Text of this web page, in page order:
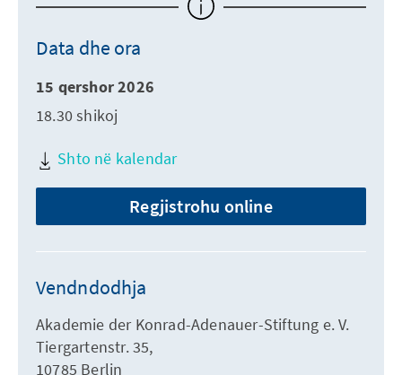
Data dhe ora
15 qershor 2026
18.30 shikoj
Shto në kalendar
Regjistrohu online
Vendndodhja
Akademie der Konrad-Adenauer-Stiftung e. V.
Tiergartenstr. 35,
10785 Berlin